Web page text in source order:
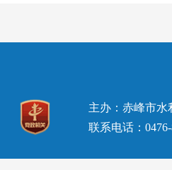
主办：赤峰市水
联系电话：